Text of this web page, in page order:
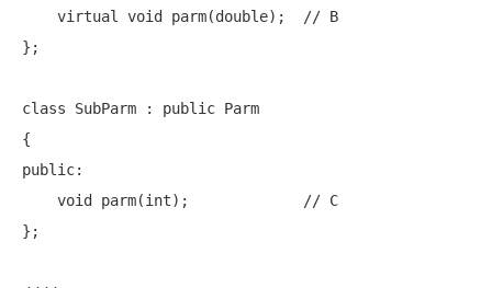
virtual
void parm(double);
// B
};
class SubParm : public Parm
public:
void
parm(int);
// C
};